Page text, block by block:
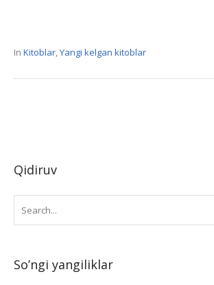
In Kitoblar,Yangi kelgan kitoblar
Qidiruv
So’ngi yangiliklar